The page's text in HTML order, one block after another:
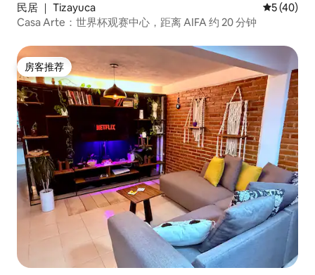
民居 ｜ Tizayuca 平均评分
5 (40)
Casa Arte：世界杯观赛中心，距离 AIFA 约 20 分钟
房客推荐
房客推荐